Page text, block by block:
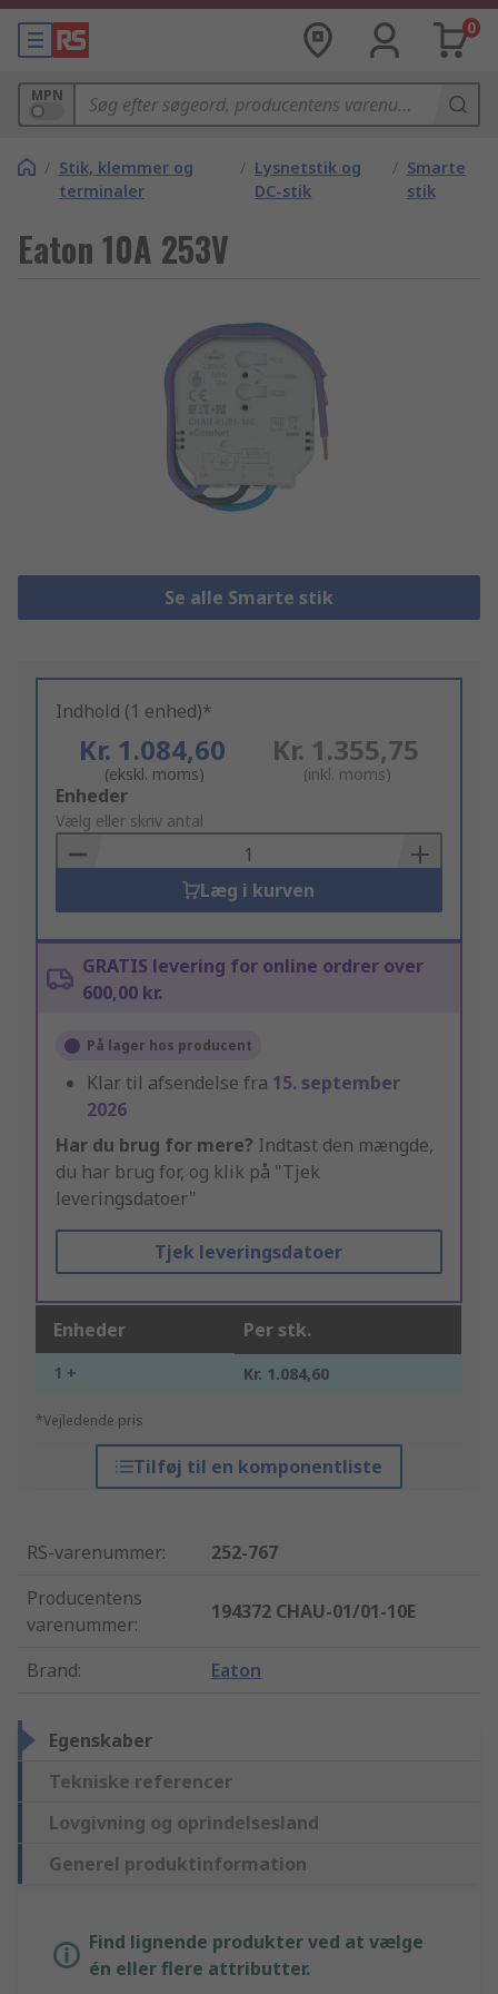
0
MPN
/ Stik, klemmer og
terminaler
/ Lysnetstik og
DC-stik
/ Smarte
stik
Eaton 10A 253V
Se alle Smarte stik
Indhold (1 enhed)*
Kr. 1.084,60
(ekskl. moms)
Kr. 1.355,75
(inkl. moms)
Add
to
Basket
Enheder
Vælg eller skriv antal
Læg i kurven
GRATIS levering for online ordrer over
600,00 kr.
På lager hos producent
Klar til afsendelse fra 15. september
2026
Har du brug for mere? Indtast den mængde,
du har brug for, og klik på "Tjek
leveringsdatoer"
Tjek leveringsdatoer
Enheder Per stk.
1 + Kr. 1.084,60
*Vejledende pris
Tilføj til en komponentliste
RS-varenummer:
252-767
Producentens
varenummer:
194372 CHAU-01/01-10E
Brand: Eaton
Egenskaber
Tekniske referencer
Lovgivning og oprindelsesland
Generel produktinformation
Find lignende produkter ved at vælge
én eller flere attributter.